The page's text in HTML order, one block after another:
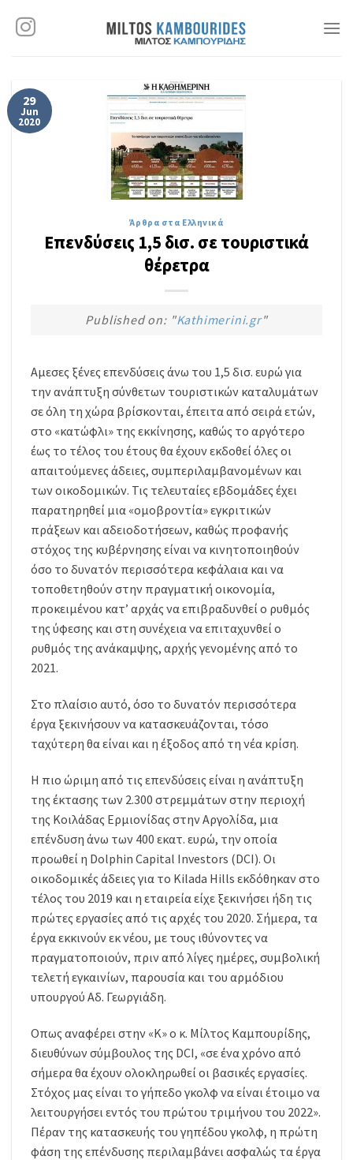
29
Jun
2020
Άρθρα στα Ελληνικά
Επενδύσεις 1,5 δισ. σε τουριστικά
θέρετρα
Published on: "Kathimerini.gr"
Αμεσες ξένες επενδύσεις άνω του 1,5 δισ. ευρώ για
την ανάπτυξη σύνθετων τουριστικών καταλυμάτων
σε όλη τη χώρα βρίσκονται, έπειτα από σειρά ετών,
στο «κατώφλι» της εκκίνησης, καθώς το αργότερο
έως το τέλος του έτους θα έχουν εκδοθεί όλες οι
απαιτούμενες άδειες, συμπεριλαμβανομένων και
των οικοδομικών. Τις τελευταίες εβδομάδες έχει
παρατηρηθεί μια «ομοβροντία» εγκριτικών
πράξεων και αδειοδοτήσεων, καθώς προφανής
στόχος της κυβέρνησης είναι να κινητοποιηθούν
όσο το δυνατόν περισσότερα κεφάλαια και να
τοποθετηθούν στην πραγματική οικονομία,
προκειμένου κατ’ αρχάς να επιβραδυνθεί ο ρυθμός
της ύφεσης και στη συνέχεια να επιταχυνθεί ο
ρυθμός της ανάκαμψης, αρχής γενομένης από το
2021.
Στο πλαίσιο αυτό, όσο το δυνατόν περισσότερα
έργα ξεκινήσουν να κατασκευάζονται, τόσο
ταχύτερη θα είναι και η έξοδος από τη νέα κρίση.
Η πιο ώριμη από τις επενδύσεις είναι η ανάπτυξη
της έκτασης των 2.300 στρεμμάτων στην περιοχή
της Κοιλάδας Ερμιονίδας στην Αργολίδα, μια
επένδυση άνω των 400 εκατ. ευρώ, την οποία
προωθεί η Dolphin Capital Investors (DCI). Οι
οικοδομικές άδειες για το Kilada Hills εκδόθηκαν στο
τέλος του 2019 και η εταιρεία είχε ξεκινήσει ήδη τις
πρώτες εργασίες από τις αρχές του 2020. Σήμερα, τα
έργα εκκινούν εκ νέου, με τους ιθύνοντες να
πραγματοποιούν, πριν από λίγες ημέρες, συμβολική
τελετή εγκαινίων, παρουσία και του αρμόδιου
υπουργού Αδ. Γεωργιάδη.
Οπως αναφέρει στην «Κ» ο κ. Μίλτος Καμπουρίδης,
διευθύνων σύμβουλος της DCI, «σε ένα χρόνο από
σήμερα θα έχουν ολοκληρωθεί οι βασικές εργασίες.
Στόχος μας είναι το γήπεδο γκολφ να είναι έτοιμο να
λειτουργήσει εντός του πρώτου τριμήνου του 2022».
Πέραν της κατασκευής του γηπέδου γκολφ, η πρώτη
φάση της επένδυσης περιλαμβάνει ασφαλώς τα έργα